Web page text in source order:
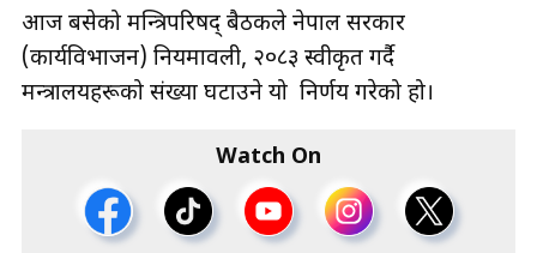
आज बसेको मन्त्रिपरिषद् बैठकले नेपाल सरकार
(कार्यविभाजन) नियमावली, २०८३ स्वीकृत गर्दै
मन्त्रालयहरूको संख्या घटाउने यो निर्णय गरेको हो।
Watch On